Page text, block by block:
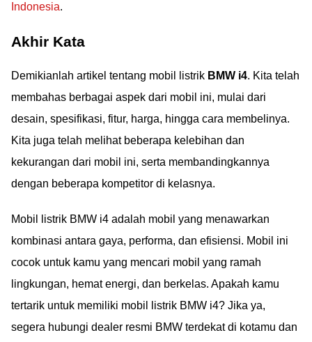
Indonesia.
Akhir Kata
Demikianlah artikel tentang mobil listrik BMW i4. Kita telah
membahas berbagai aspek dari mobil ini, mulai dari
desain, spesifikasi, fitur, harga, hingga cara membelinya.
Kita juga telah melihat beberapa kelebihan dan
kekurangan dari mobil ini, serta membandingkannya
dengan beberapa kompetitor di kelasnya.
Mobil listrik BMW i4 adalah mobil yang menawarkan
kombinasi antara gaya, performa, dan efisiensi. Mobil ini
cocok untuk kamu yang mencari mobil yang ramah
lingkungan, hemat energi, dan berkelas. Apakah kamu
tertarik untuk memiliki mobil listrik BMW i4? Jika ya,
segera hubungi dealer resmi BMW terdekat di kotamu dan